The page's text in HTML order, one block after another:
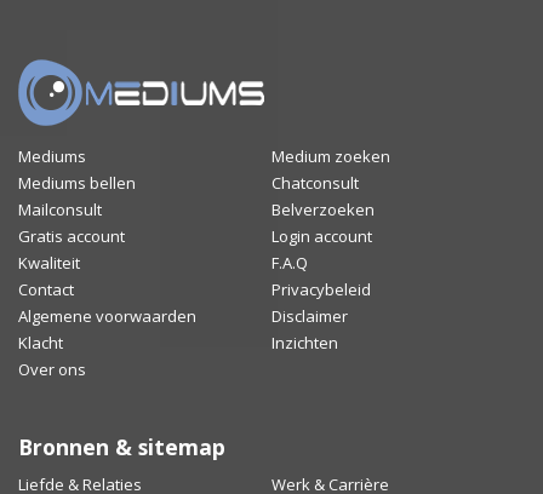
Mediums
Medium zoeken
Mediums bellen
Chatconsult
Mailconsult
Belverzoeken
Gratis account
Login account
Kwaliteit
F.A.Q
Contact
Privacybeleid
Algemene voorwaarden
Disclaimer
Klacht
Inzichten
Over ons
Bronnen & sitemap
Liefde & Relaties Werk & Carrière